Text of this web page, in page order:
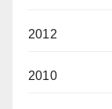
2012
2010